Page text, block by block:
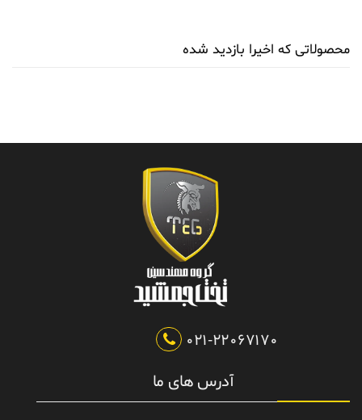
محصولاتی که اخیرا بازدید شده
021-22067170
آدرس های ما